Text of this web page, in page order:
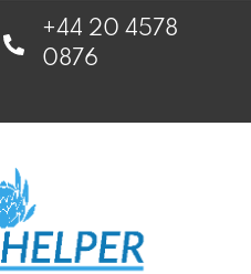
+44 20 4578
0876